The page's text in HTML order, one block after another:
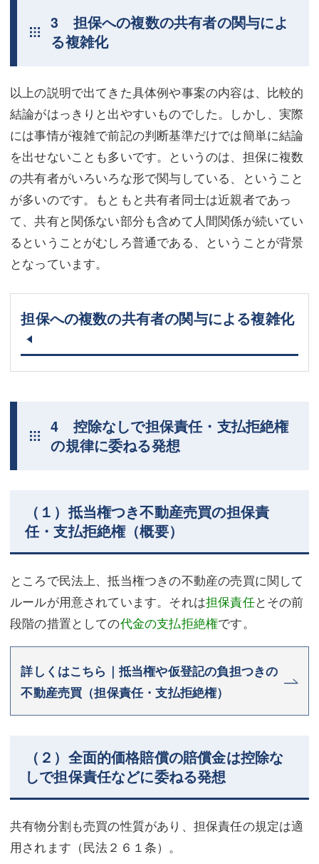
3 担保への複数の共有者の関与によ
る複雑化
以上の説明で出てきた具体例や事案の内容は、比較的
結論がはっきりと出やすいものでした。しかし、実際
には事情が複雑で前記の判断基準だけでは簡単に結論
を出せないことも多いです。というのは、担保に複数
の共有者がいろいろな形で関与している、ということ
が多いのです。もともと共有者同士は近親者であっ
て、共有と関係ない部分も含めて人間関係が続いてい
るということがむしろ普通である、ということが背景
となっています。
担保への複数の共有者の関与による複雑化
4 控除なしで担保責任・支払拒絶権
の規律に委ねる発想
（１）抵当権つき不動産売買の担保責
任・支払拒絶権（概要）
ところで民法上、抵当権つきの不動産の売買に関して
ルールが用意されています。それは担保責任とその前
段階の措置としての代金の支払拒絶権です。
詳しくはこちら｜抵当権や仮登記の負担つきの
不動産売買（担保責任・支払拒絶権）
（２）全面的価格賠償の賠償金は控除な
しで担保責任などに委ねる発想
共有物分割も売買の性質があり、担保責任の規定は適
用されます（民法２６１条）。